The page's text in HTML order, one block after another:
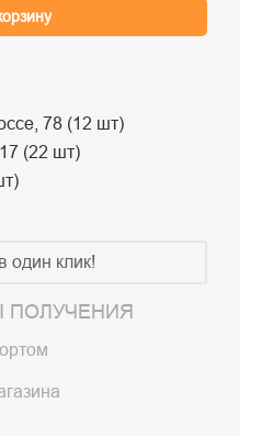
78 (12 шт)
(22 шт)
один клик!